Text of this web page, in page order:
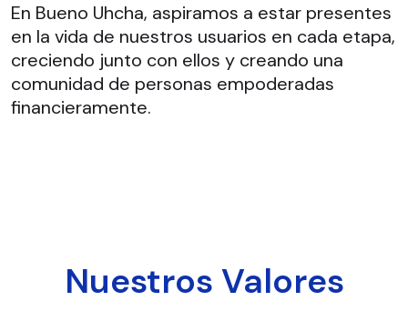
En Bueno Uhcha, aspiramos a estar presentes
en la vida de nuestros usuarios en cada etapa,
creciendo junto con ellos y creando una
comunidad de personas empoderadas
financieramente.
Nuestros Valores